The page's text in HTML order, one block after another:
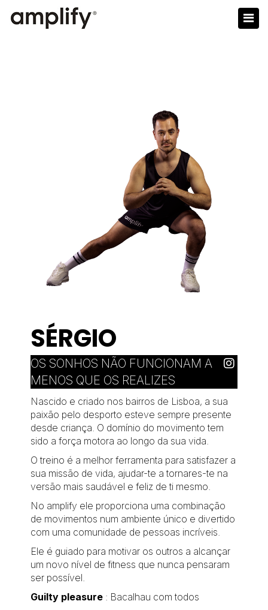
SÉRGIO
OS SONHOS NÃO FUNCIONAM A
MENOS QUE OS REALIZES
Nascido e criado nos bairros de Lisboa, a sua
paixão pelo desporto esteve sempre presente
desde criança. O domínio do movimento tem
sido a força motora ao longo da sua vida.
O treino é a melhor ferramenta para satisfazer a
sua missão de vida, ajudar-te a tornares-te na
versão mais saudável e feliz de ti mesmo.
No amplify ele proporciona uma combinação
de movimentos num ambiente único e divertido
com uma comunidade de pessoas incríveis.
Ele é guiado para motivar os outros a alcançar
um novo nível de fitness que nunca pensaram
ser possível.
Guilty pleasure: Bacalhau com todos